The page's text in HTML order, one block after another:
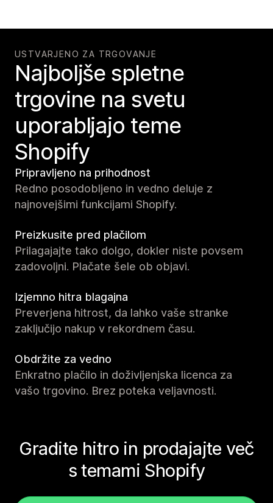
USTVARJENO ZA TRGOVANJE
Najboljše spletne
trgovine na svetu
uporabljajo teme
Shopify
Pripravljeno na prihodnost
Redno posodobljeno in vedno deluje z
najnovejšimi funkcijami Shopify.
Preizkusite pred plačilom
Prilagajajte tako dolgo, dokler niste povsem
zadovoljni. Plačate šele ob objavi.
Izjemno hitra blagajna
Preverjena hitrost, da lahko vaše stranke
zaključijo nakup v rekordnem času.
Obdržite za vedno
Enkratno plačilo in doživljenjska licenca za
vašo trgovino. Brez poteka veljavnosti.
Gradite hitro in prodajajte več
s temami Shopify